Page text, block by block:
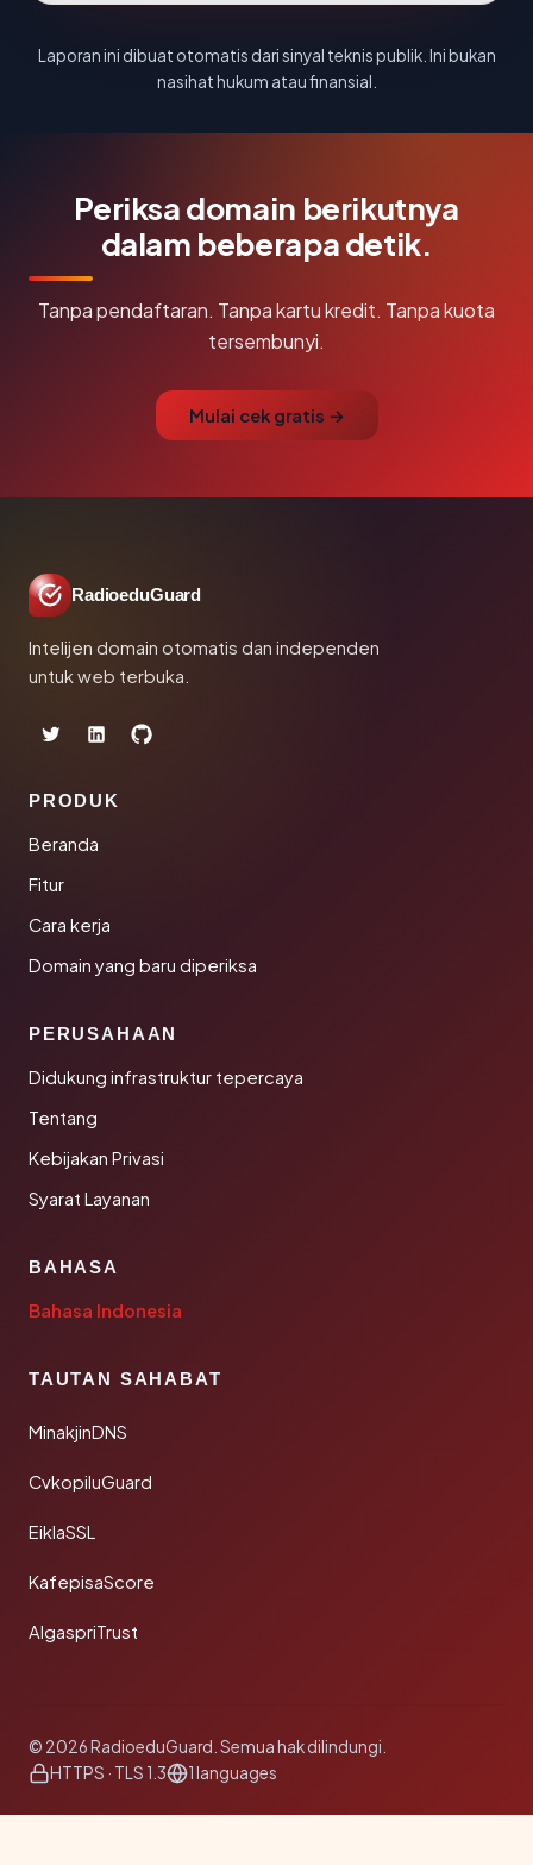
Laporan ini dibuat otomatis dari sinyal teknis publik. Ini bukan
nasihat hukum atau finansial.
Periksa domain berikutnya
dalam beberapa detik.
Tanpa pendaftaran. Tanpa kartu kredit. Tanpa kuota
tersembunyi.
Mulai cek gratis →
RadioeduGuard
Intelijen domain otomatis dan independen
untuk web terbuka.
PRODUK
Beranda
Fitur
Cara kerja
Domain yang baru diperiksa
PERUSAHAAN
Didukung infrastruktur tepercaya
Tentang
Kebijakan Privasi
Syarat Layanan
BAHASA
Bahasa Indonesia
TAUTAN SAHABAT
MinakjinDNS
CvkopiluGuard
EiklaSSL
KafepisaScore
AlgaspriTrust
© 2026 RadioeduGuard. Semua hak dilindungi.
HTTPS · TLS 1.3
1 languages